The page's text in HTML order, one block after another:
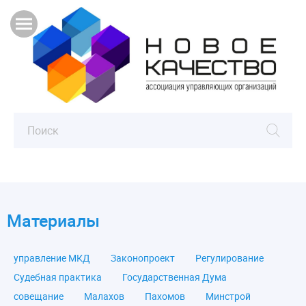
Материалы
управление МКД Законопроект
Регулирование
Судебная практика
Государственная Дума
совещание
Малахов Пахомов
Минстрой